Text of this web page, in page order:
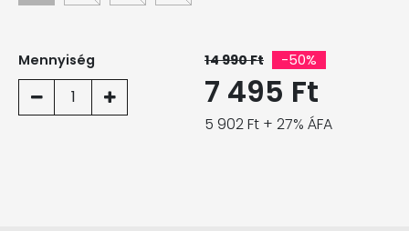
Mennyiség
1
14 990 Ft -50%
7 495 Ft
5 902 Ft + 27% ÁFA